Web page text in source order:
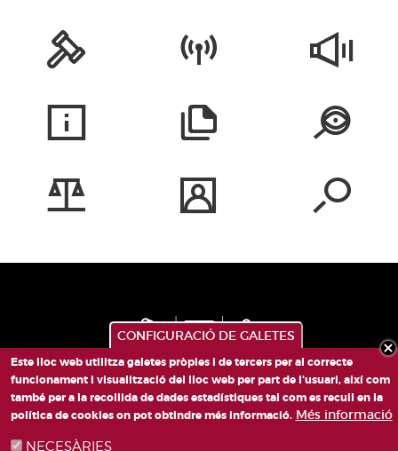
PLAÇA DE SANT LLORENÇ, 4 VALÈNCIA 46003
CONFIGURACIÓ DE GALETES
Este lloc web utilitza galetes pròpies i de tercers per al correcte
funcionament i visualització del lloc web per part de l'usuari, així com
també per a la recollida de dades estadístiques tal com es recull en la
política de cookies on pot obtindre més informació. Més informació
NECESÀRIES